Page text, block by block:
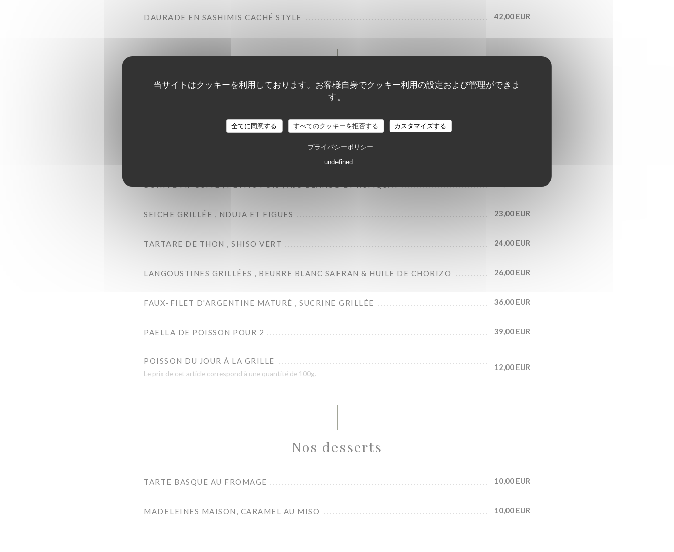
当サイトはクッキーを利用しております。お客様自身でクッキー利用の設定および管理ができま
す。
全てに同意する すべてのクッキーを拒否する カスタマイズする
プライバシーポリシー
undefined
DAURADE EN SASHIMIS CACHÉ STYLE 42,00 EUR
Pour continuer
POMMES GRENAILLE SMASHÉES , AÏOLI MAISON
BONITE MI-CUITE , PETITS POIS , AJO BLANCO ET KUMQUAT
SEICHE GRILLÉE , NDUJA ET FIGUES 23,00 EUR
TARTARE DE THON , SHISO VERT 24,00 EUR
LANGOUSTINES GRILLÉES , BEURRE BLANC SAFRAN & HUILE DE CHORIZO 26,00 EUR
FAUX-FILET D'ARGENTINE MATURÉ , SUCRINE GRILLÉE 36,00 EUR
PAELLA DE POISSON POUR 2 39,00 EUR
POISSON DU JOUR À LA GRILLE
Le prix de cet article correspond à une quantité de 100g.
12,00 EUR
Nos desserts
TARTE BASQUE AU FROMAGE 10,00 EUR
MADELEINES MAISON, CARAMEL AU MISO 10,00 EUR